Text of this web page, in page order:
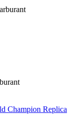
Champion Replica